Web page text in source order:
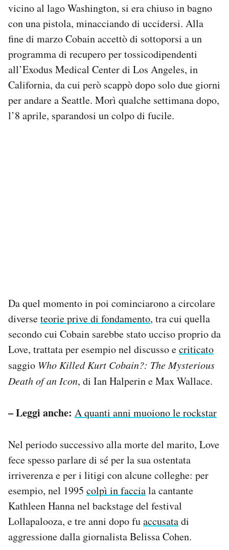
vicino al lago Washington, si era chiuso in bagno
con una pistola, minacciando di uccidersi. Alla
fine di marzo Cobain accettò di sottoporsi a un
programma di recupero per tossicodipendenti
all’Exodus Medical Center di Los Angeles, in
California, da cui però scappò dopo solo due giorni
per andare a Seattle. Morì qualche settimana dopo,
l’8 aprile, sparandosi un colpo di fucile.
Da quel momento in poi cominciarono a circolare
diverseteorie prive di fondamento, tra cui quella
secondo cui Cobain sarebbe stato ucciso proprio da
Love, trattata per esempio nel discusso ecriticato
saggio Who Killed Kurt Cobain?: The Mysterious
Death of an Icon, di Ian Halperin e Max Wallace.
– Leggi anche: A quanti anni muoiono le rockstar
Nel periodo successivo alla morte del marito, Love
fece spesso parlare di sé per la sua ostentata
irriverenza e per i litigi con alcune colleghe: per
esempio, nel 1995 colpì in facciala cantante
Kathleen Hanna nel backstage del festival
Lollapalooza, e tre anni dopo fuaccusatadi
aggressione dalla giornalista Belissa Cohen.